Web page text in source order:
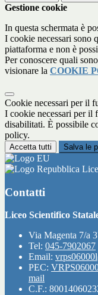
Gestione cookie
In questa schermata è
I cookie necessari sono
piattaforma e non è
Per conoscere quali
visionare la COOKIE
Cookie necessari per il
I cookie necessari per il
disabilitati. È possibile
policy.
Accetta tutti Salva le
Contatti
Liceo Scientifico
Via Magenta 7/a
Tel: 045-7902067
Email:
PEC:
mail
C.F.: